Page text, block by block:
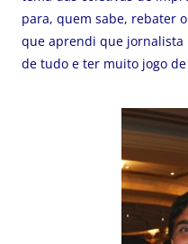
para, quem sabe, rebater
que aprendi que
de tudo e ter muito jogo